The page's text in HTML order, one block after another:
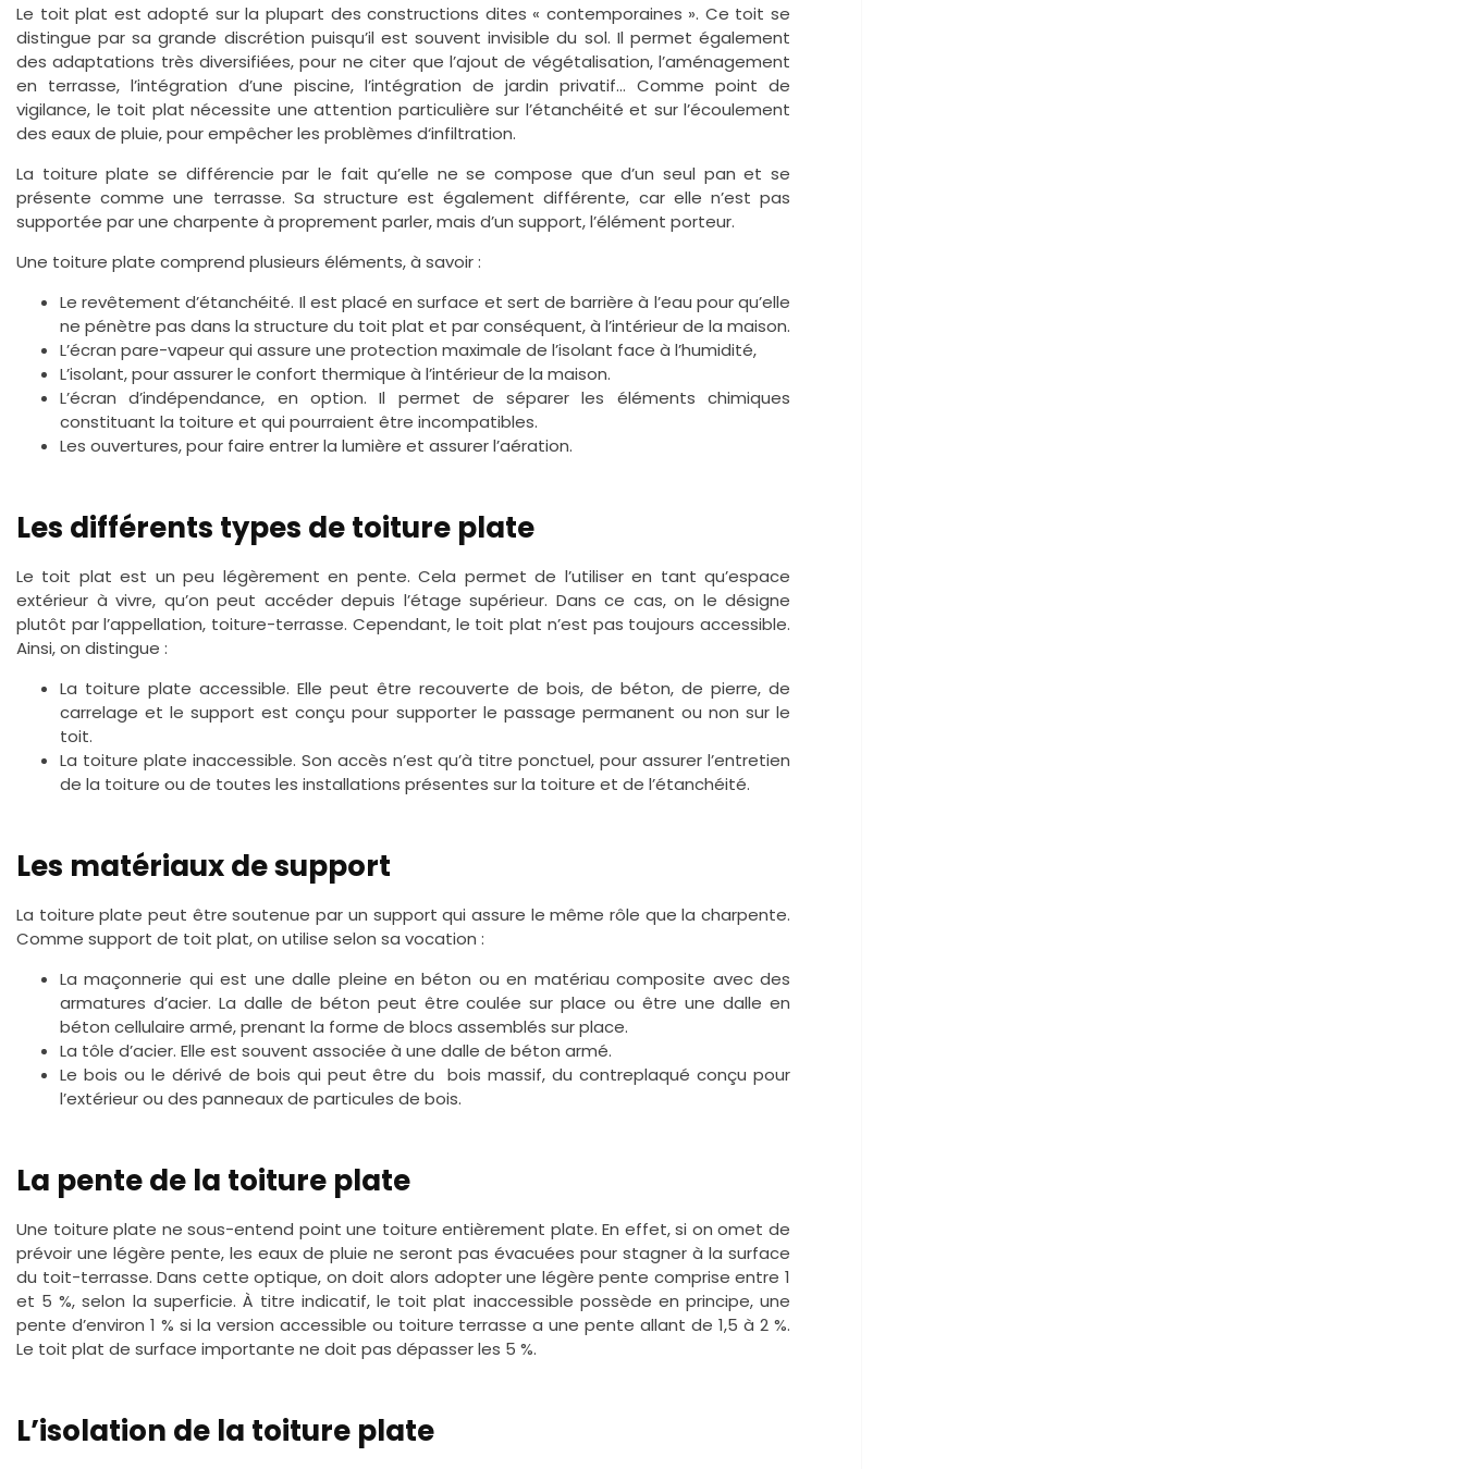
Le toit plat est adopté sur la plupart des constructions dites « contemporaines ». Ce toit se
distingue par sa grande discrétion puisqu’il est souvent invisible du sol. Il permet également
des adaptations très diversifiées, pour ne citer que l’ajout de végétalisation, l’aménagement
en terrasse, l’intégration d’une piscine, l’intégration de jardin privatif… Comme point de
vigilance, le toit plat nécessite une attention particulière sur l’étanchéité et sur l’écoulement
des eaux de pluie, pour empêcher les problèmes d‘infiltration.
La toiture plate se différencie par le fait qu’elle ne se compose que d’un seul pan et se
présente comme une terrasse. Sa structure est également différente, car elle n’est pas
supportée par une charpente à proprement parler, mais d’un support, l’élément porteur.
Une toiture plate comprend plusieurs éléments, à savoir :
Le revêtement d’étanchéité. Il est placé en surface et sert de barrière à l’eau pour qu’elle
ne pénètre pas dans la structure du toit plat et par conséquent, à l’intérieur de la maison.
L’écran pare-vapeur qui assure une protection maximale de l’isolant face à l’humidité,
L’isolant, pour assurer le confort thermique à l’intérieur de la maison.
L’écran d’indépendance, en option. Il permet de séparer les éléments chimiques
constituant la toiture et qui pourraient être incompatibles.
Les ouvertures, pour faire entrer la lumière et assurer l’aération.
Les différents types de toiture plate
Le toit plat est un peu légèrement en pente. Cela permet de l’utiliser en tant qu’espace
extérieur à vivre, qu’on peut accéder depuis l’étage supérieur. Dans ce cas, on le désigne
plutôt par l’appellation, toiture-terrasse. Cependant, le toit plat n’est pas toujours accessible.
Ainsi, on distingue :
La toiture plate accessible. Elle peut être recouverte de bois, de béton, de pierre, de
carrelage et le support est conçu pour supporter le passage permanent ou non sur le
toit.
La toiture plate inaccessible. Son accès n’est qu’à titre ponctuel, pour assurer l’entretien
de la toiture ou de toutes les installations présentes sur la toiture et de l’étanchéité.
Les matériaux de support
La toiture plate peut être soutenue par un support qui assure le même rôle que la charpente.
Comme support de toit plat, on utilise selon sa vocation :
La maçonnerie qui est une dalle pleine en béton ou en matériau composite avec des
armatures d’acier. La dalle de béton peut être coulée sur place ou être une dalle en
béton cellulaire armé, prenant la forme de blocs assemblés sur place.
La tôle d’acier. Elle est souvent associée à une dalle de béton armé.
Le bois ou le dérivé de bois qui peut être du bois massif, du contreplaqué conçu pour
l’extérieur ou des panneaux de particules de bois.
La pente de la toiture plate
Une toiture plate ne sous-entend point une toiture entièrement plate. En effet, si on omet de
prévoir une légère pente, les eaux de pluie ne seront pas évacuées pour stagner à la surface
du toit-terrasse. Dans cette optique, on doit alors adopter une légère pente comprise entre 1
et 5 %, selon la superficie. À titre indicatif, le toit plat inaccessible possède en principe, une
pente d’environ 1 % si la version accessible ou toiture terrasse a une pente allant de 1,5 à 2 %.
Le toit plat de surface importante ne doit pas dépasser les 5 %.
L’isolation de la toiture plate